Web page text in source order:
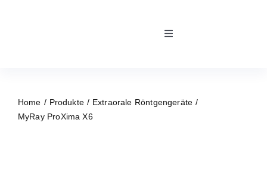
Toggle
Kontakt
Home Produkte
Extraorale Röntgengeräte
MyRay ProXima X6